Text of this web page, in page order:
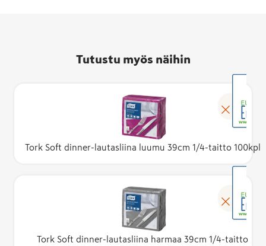
Tutustu myös näihin
Tork Soft dinner-lautasliina luumu 39cm 1/4-taitto 100kpl
Tork Soft dinner-lautasliina harmaa 39cm 1/4-taitto